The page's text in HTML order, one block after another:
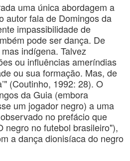
uma única abordagem a
autor fala de Domingos da
impassibilidade de
pode ser dança. De
indígena. Talvez
ou influências ameríndias
ou sua formação. Mas, de
(Coutinho, 1992: 28). O
da Guia (embora
um jogador negro) a uma
no prefácio que
negro no futebol brasileiro"),
a dança dionisíaca do negro